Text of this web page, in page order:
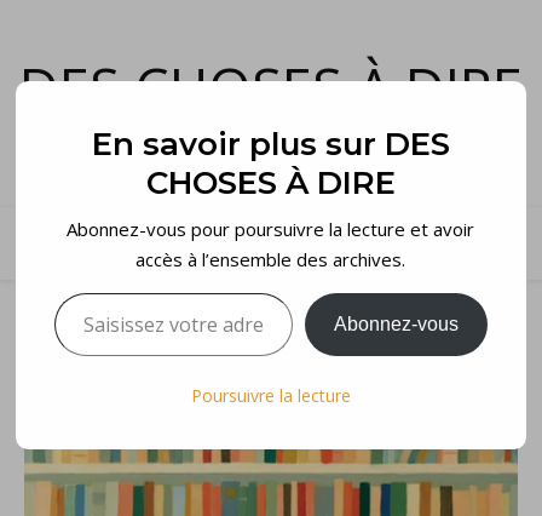
DES CHOSES À DIRE
et voilà…
En savoir plus sur DES
CHOSES À DIRE
Abonnez-vous pour poursuivre la lecture et avoir
accès à l’ensemble des archives.
Saisissez votre adresse e-mail…
Abonnez-vous
Poursuivre la lecture